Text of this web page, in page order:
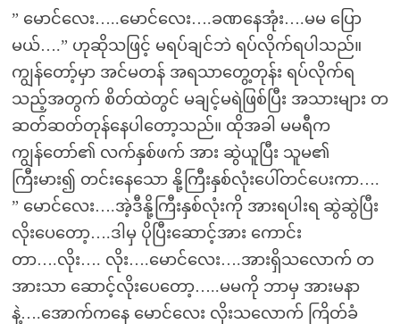
” မောင်လေး…..မောင်လေး….ခဏနေအုံး….မမ ပြော
မယ်….” ဟုဆိုသဖြင့် မရပ်ချင်ဘဲ ရပ်လိုက်ရပါသည်။
ကျွန်တော့်မှာ အင်မတန် အရသာတွေ့တုန်း ရပ်လိုက်ရ
သည့်အတွက် စိတ်ထဲတွင် မချင့်မရဲဖြစ်ပြီး အသားများ တ
ဆတ်ဆတ်တုန်နေပါတော့သည်။ ထိုအခါ မမရီက
ကျွန်တော်၏ လက်နှစ်ဖက် အား ဆွဲယူပြီး သူမ၏
ကြီးမား၍ တင်းနေသော နို့ကြီးနှစ်လုံးပေါ်တင်ပေးကာ….
” မောင်လေး….အဲ့ဒီနို့ကြီးနှစ်လုံးကို အားရပါးရ ဆွဲဆွဲပြီး
လိုးပေတော့….ဒါမှ ပိုပြီးဆောင့်အား ကောင်း
တာ….လိုး…. လိုး….မောင်လေး….အားရှိသလောက် တ
အားသာ ဆောင့်လိုးပေတော့…..မမကို ဘာမှ အားမနာ
နဲ့….အောက်ကနေ မောင်လေး လိုးသလောက် ကြိတ်ခံ